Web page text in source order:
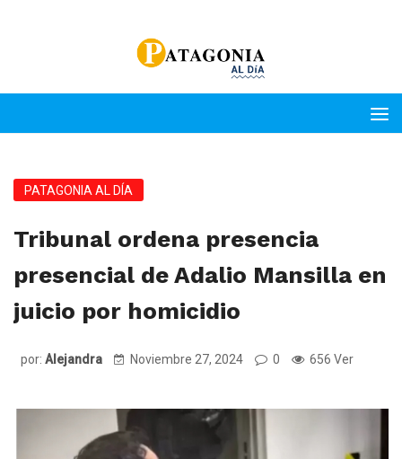
PATAGONIA AL DÍA
Tribunal ordena presencia
presencial de Adalio Mansilla en
juicio por homicidio
por: Alejandra Noviembre 27, 2024 0 656 Ver